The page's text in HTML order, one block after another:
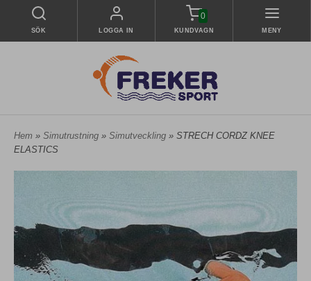
SÖK LOGGA IN
0
KUNDVAGN MENY
Hem » Simutrustning » Simutveckling » STRECH CORDZ KNEE
ELASTICS